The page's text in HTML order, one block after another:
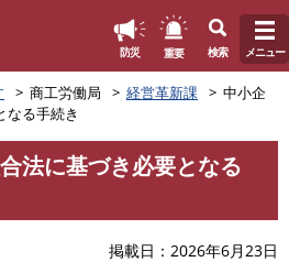
防災 重要 検索 メニュー
商工労働局 経営革新課
中小企
なる手続き
法に基づき必要となる
掲載日
2026年6月23日